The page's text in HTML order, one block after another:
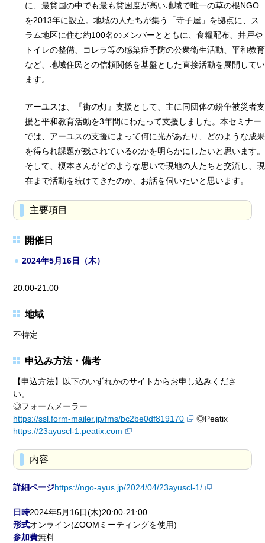
に、最貧国の中でも最も貧困度が高い地域で唯一の草の根NGO
を2013年に設立。地域の人たちが集う「寺子屋」を拠点に、ス
ラム地区に住む約100名のメンバーとともに、食糧配布、井戸や
トイレの整備、コレラ等の感染症予防の公衆衛生活動、平和教育
など、地域住民との信頼関係を基盤とした直接活動を展開してい
ます。
アーユスは、『街の灯』支援として、主に同団体の紛争被災者支
援と平和教育活動を3年間にわたって支援しました。本セミナー
では、アーユスの支援によって何に光があたり、どのような成果
を得られ課題が残されているのかを明らかにしたいと思います。
そして、榎本さんがどのような思いで現地の人たちと交流し、現
在まで活動を続けてきたのか、お話を伺いたいと思います。
主要項目
開催日
2024年5月16日（木）
20:00-21:00
地域
不特定
申込み方法・備考
【申込方法】以下のいずれかのサイトからお申し込みくださ
い。
◎フォームメーラー
https://ssl.form-mailer.jp/fms/bc2be0df819170
◎Peatix
https://23ayuscl-1.peatix.com
内容
詳細ページhttps://ngo-ayus.jp/2024/04/23ayuscl-1/
日時2024年5月16日(木)20:00-21:00
形式オンライン(ZOOMミーティングを使用)
参加費無料